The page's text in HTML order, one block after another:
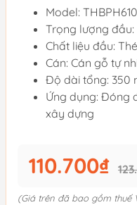
Model:
Trọng lượng
Chất liệu đầu:
Cán: Cán gỗ tự
Độ dài tổng: 350
Ứng dụng: Đóng
xây dựng
110.700₫
(Giá trên đã bao gồm thuế